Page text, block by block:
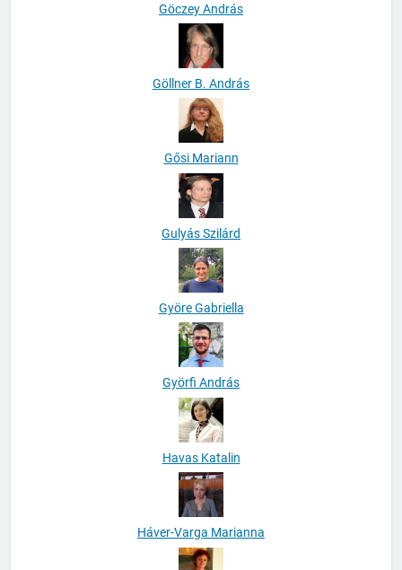
Göczey András
Göllner B. András
Gősi Mariann
Gulyás Szilárd
Györe Gabriella
Györfi András
Havas Katalin
Háver-Varga Marianna